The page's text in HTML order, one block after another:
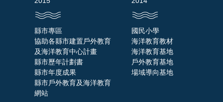
縣市專區
協助各縣市建置戶外教育
及海洋教育中心計畫
縣市歷年計劃書
縣市年度成果
縣市戶外教育及海洋教育
網站
國民小學
海洋教育教材
海洋教育基地
戶外教育基地
場域導向基地